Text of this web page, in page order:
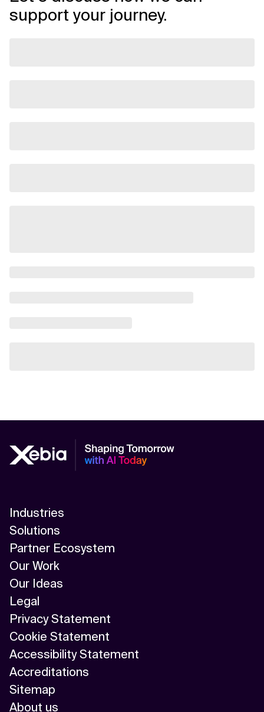
support your journey.
Industries
Solutions
Partner Ecosystem
Our Work
Our Ideas
Legal
Privacy Statement
Cookie Statement
Accessibility Statement
Accreditations
Sitemap
About us